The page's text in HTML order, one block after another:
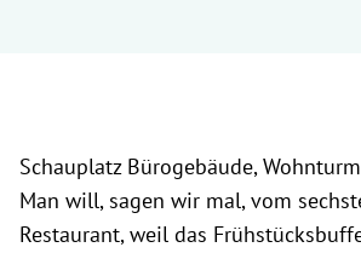
Schauplatz Bürogebäude,
Man will, sagen wir mal, vom
Restaurant, weil das